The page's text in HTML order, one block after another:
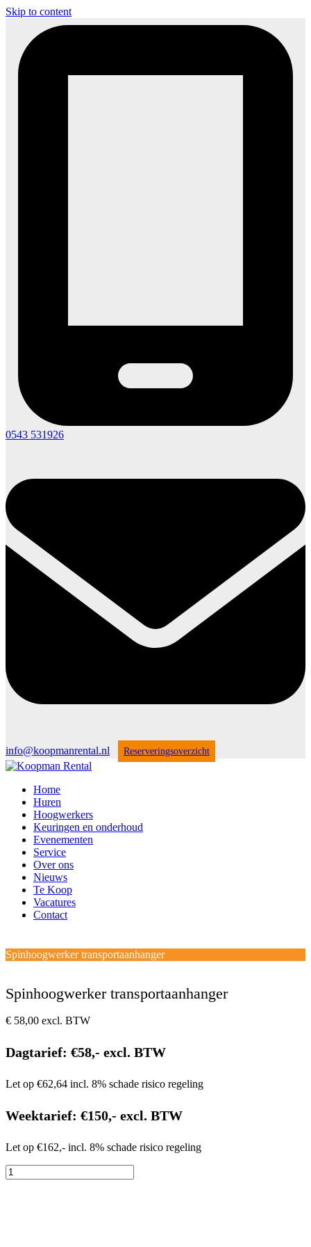
Skip to content
0543 531926
info@koopmanrental.nl Reserveringsoverzicht
Home
Huren
Hoogwerkers
Keuringen en onderhoud
Evenementen
Service
Over ons
Nieuws
Te Koop
Vacatures
Contact
mobile
menu
mobile
menu
Winkelwagen
Spinhoogwerker transportaanhanger
Spinhoogwerker transportaanhanger
€ 58,00 excl. BTW
Dagtarief: €58,- excl. BTW
Let op €62,64 incl. 8% schade risico regeling
Weektarief: €150,- excl. BTW
Let op €162,- incl. 8% schade risico regeling
Spinhoogwerker
transportaanhanger